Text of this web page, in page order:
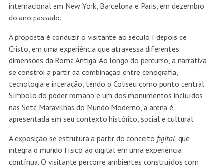
internacional em New York, Barcelona e Paris, em dezembro
do ano passado.
A proposta é conduzir o visitante ao século I depois de
Cristo, em uma experiência que atravessa diferentes
dimensões da Roma Antiga. Ao longo do percurso, a narrativa
se constrói a partir da combinação entre cenografia,
tecnologia e interação, tendo o Coliseu como ponto central.
Símbolo do poder romano e um dos monumentos incluídos
nas Sete Maravilhas do Mundo Moderno, a arena é
apresentada em seu contexto histórico, social e cultural.
A exposição se estrutura a partir do conceito figital, que
integra o mundo físico ao digital em uma experiência
contínua. O visitante percorre ambientes construídos com